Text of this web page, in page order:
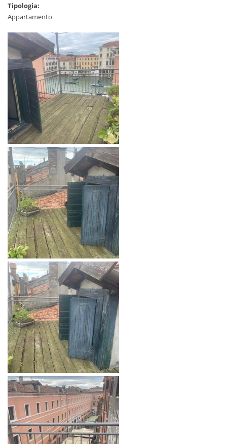
Tipologia:
Appartamento